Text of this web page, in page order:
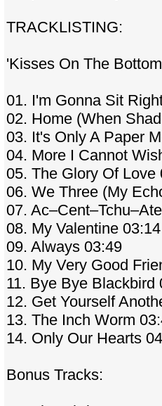
TRACKLISTING:
'Kisses On The
01. I'm Gonna Sit
02. Home (When
03. It's Only A Paper
04. More I Cannot
05. The Glory Of Love
06. We Three (My
07.
08. My Valentine 03:14
09. Always 03:49
10. My Very Good
11. Bye Bye Blackbird
12. Get Yourself
13. The Inch Worm
14. Only Our Hearts
Bonus Tracks: